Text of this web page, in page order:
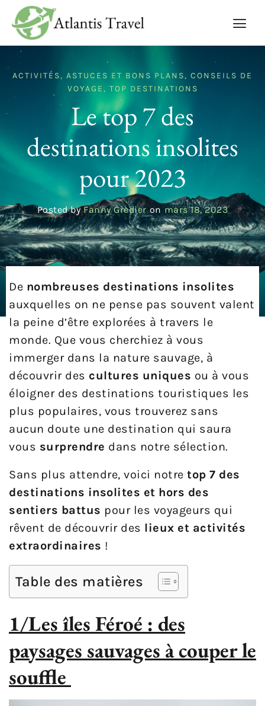
ACTIVITÉS, ASTUCES ET BONS PLANS, CONSEILS DE
VOYAGE, TOP DESTINATIONS
Le top 7 des
destinations insolites
pour 2023
Posted by Fanny Gredier on mars 18, 2023
De nombreuses destinations insolites
auxquelles on ne pense pas souvent valent
la peine d’être explorées à travers le
monde. Que vous cherchiez à vous
immerger dans la nature sauvage, à
découvrir des cultures uniques ou à vous
éloigner des destinations touristiques les
plus populaires, vous trouverez sans
aucun doute une destination qui saura
vous surprendre dans notre sélection.
Sans plus attendre, voici notre top 7 des
destinations insolites et hors des
sentiers battus pour les voyageurs qui
rêvent de découvrir des lieux et activités
extraordinaires !
Table des matières
1/Les îles Féroé : des
paysages sauvages à couper le
souffle